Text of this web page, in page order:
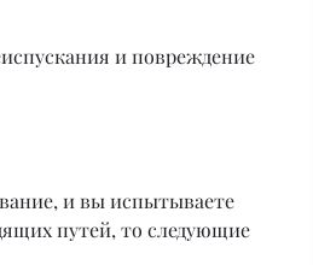
и повреждение
и вы испытываете
путей, то следующие